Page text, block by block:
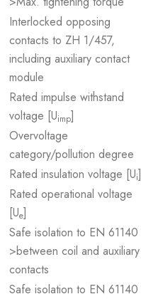
Interlocked opposing
contacts to ZH 1/457,
including auxiliary contact
module
Rated impulse withstand
voltage [Uimp]
Overvoltage
category/pollution degree
Rated insulation voltage [Ui]
Rated operational voltage
[Ue]
Safe isolation to EN 61140
>between coil and auxiliary
contacts
Safe isolation to EN 61140